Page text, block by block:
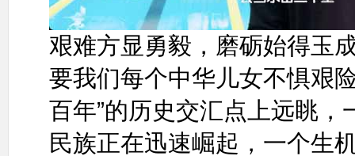
艰难方显勇毅，磨砺始得玉
要我们每个中华儿女不惧艰
百年”的历史交汇点上远眺
民族正在迅速崛起，一个生